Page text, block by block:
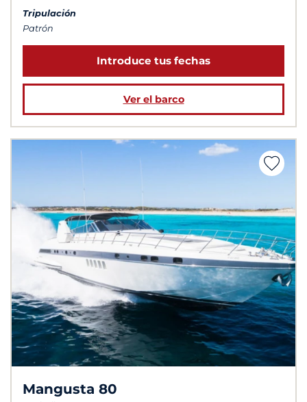
Tripulación
Patrón
Introduce tus fechas
Ver el barco
Mangusta 80